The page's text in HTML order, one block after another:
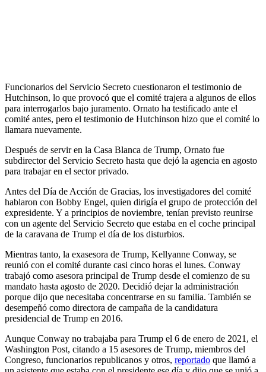
Funcionarios del Servicio Secreto cuestionaron el testimonio de
Hutchinson, lo que provocó que el comité trajera a algunos de ellos
para interrogarlos bajo juramento. Ornato ha testificado ante el
comité antes, pero el testimonio de Hutchinson hizo que el comité lo
llamara nuevamente.
Después de servir en la Casa Blanca de Trump, Ornato fue
subdirector del Servicio Secreto hasta que dejó la agencia en agosto
para trabajar en el sector privado.
Antes del Día de Acción de Gracias, los investigadores del comité
hablaron con Bobby Engel, quien dirigía el grupo de protección del
expresidente. Y a principios de noviembre, tenían previsto reunirse
con un agente del Servicio Secreto que estaba en el coche principal
de la caravana de Trump el día de los disturbios.
Mientras tanto, la exasesora de Trump, Kellyanne Conway, se
reunió con el comité durante casi cinco horas el lunes. Conway
trabajó como asesora principal de Trump desde el comienzo de su
mandato hasta agosto de 2020. Decidió dejar la administración
porque dijo que necesitaba concentrarse en su familia. También se
desempeñó como directora de campaña de la candidatura
presidencial de Trump en 2016.
Aunque Conway no trabajaba para Trump el 6 de enero de 2021, el
Washington Post, citando a 15 asesores de Trump, miembros del
Congreso, funcionarios republicanos y otros, reportado que llamó a